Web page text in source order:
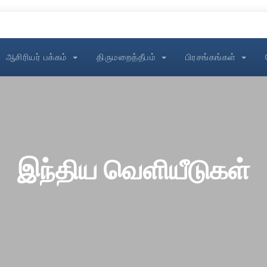
ஆசிரியர் பக்கம் திருமறைத்தீபம் பிரசங்கங்கள்
இந்திய வெளியீடுகள்